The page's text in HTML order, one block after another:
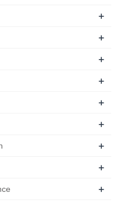
+
+
+
+
+
+
+
+
+